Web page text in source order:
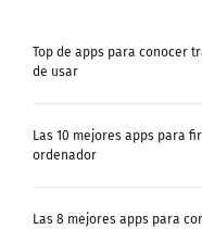
Top de apps para conocer
de usar
Las 10 mejores apps para
ordenador
Las 8 mejores apps para